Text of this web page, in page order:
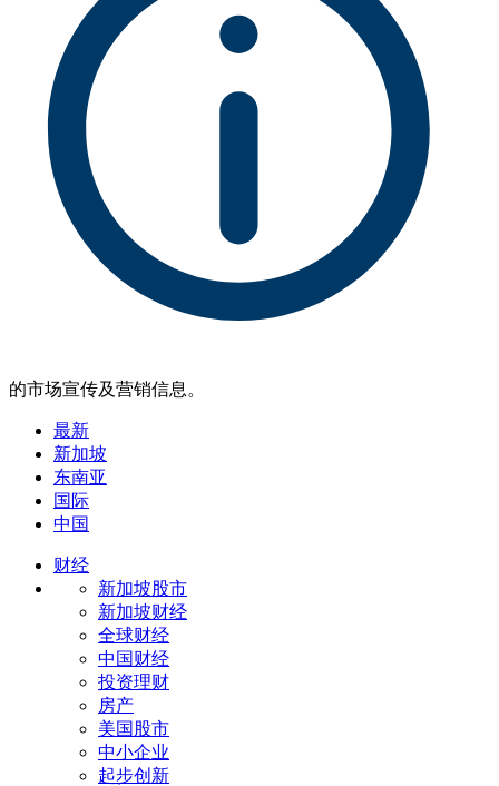
的市场宣传及营销信息。
最新
新加坡
东南亚
国际
中国
财经
新加坡股市
新加坡财经
全球财经
中国财经
投资理财
房产
美国股市
中小企业
起步创新